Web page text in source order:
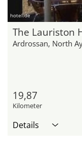
hotel.de
The Lauriston
Ardrossan, North
19,87
Kilometer
Details